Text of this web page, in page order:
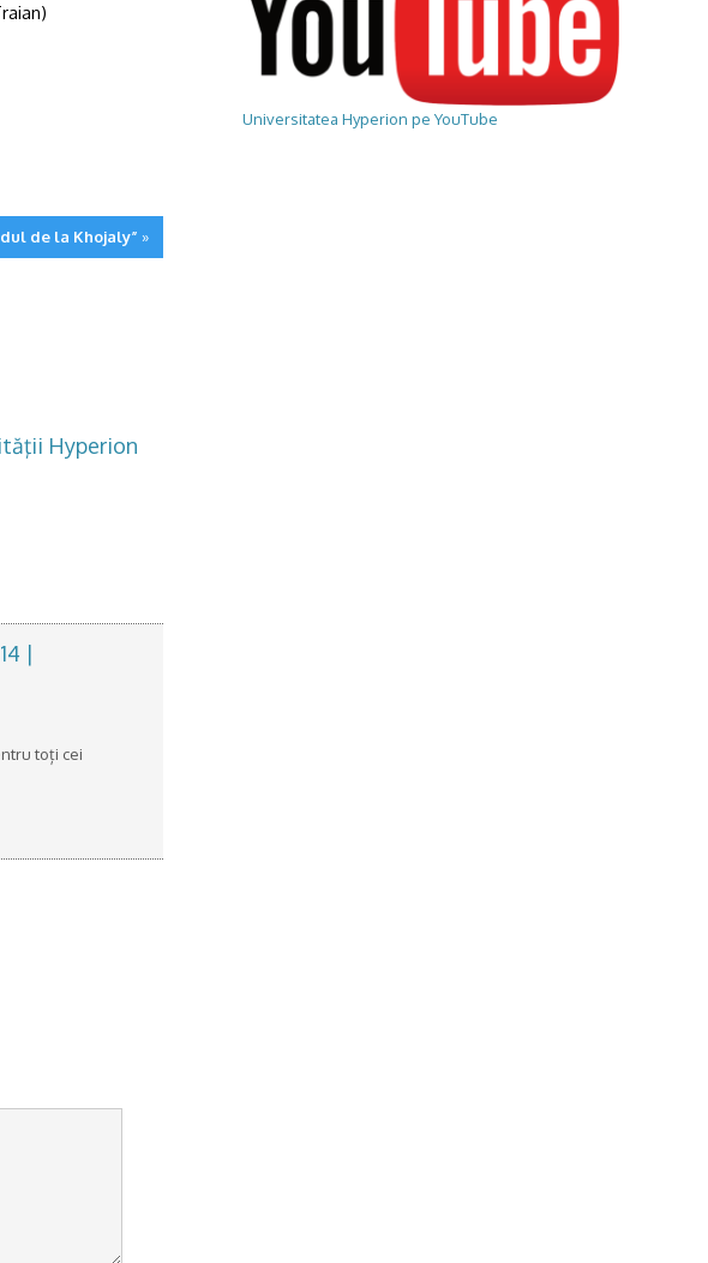
de la Khojaly” »
Hyperion
|
toți cei
Universitatea Hyperion pe YouTube